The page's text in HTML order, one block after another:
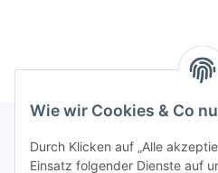
Wie wir Cookies & Co
Durch Klicken auf „Alle
Einsatz folgender Dienste auf